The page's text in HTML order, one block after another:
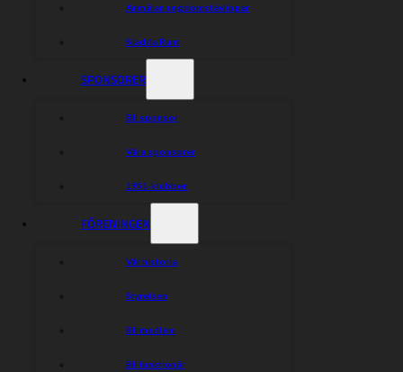
Anmälan ungdomstävlingar
Sladda Runt
SPONSORER
Bli sponsor
Våra sponsorer
1951-klubben
FÖRENINGEN
Vår historia
Styrelsen
Bli medlem
Bli funktionär